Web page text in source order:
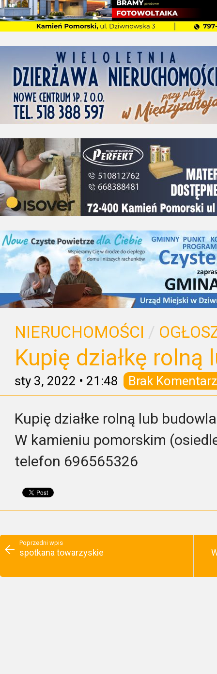
NIERUCHOMOŚCI /
Kupię działkę rolną
sty 3, 2022 • 21:48 Brak
Kupię działke rolną lub
W kamieniu pomorskim
telefon 696565326
Poprzedni wpis
spotkana towarzyskie